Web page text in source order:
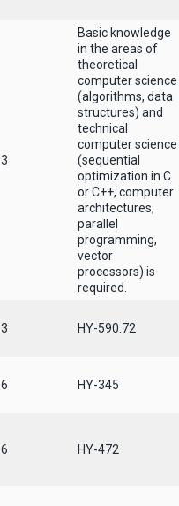
3
Basic knowledge
in the areas of
theoretical
computer science
(algorithms, data
structures) and
technical
computer science
(sequential
optimization in C
or C++, computer
architectures,
parallel
programming,
vector
processors) is
required.
3 ΗΥ-590.72
6 ΗΥ-345
6 HY-472